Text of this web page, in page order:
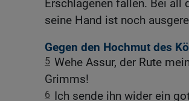
Erschlagenen fallen. Bei all
seine Hand ist noch
Gegen den Hochmut des
5 Wehe Assur, der Rute
Grimms!
6 Ich sende ihn wider ein